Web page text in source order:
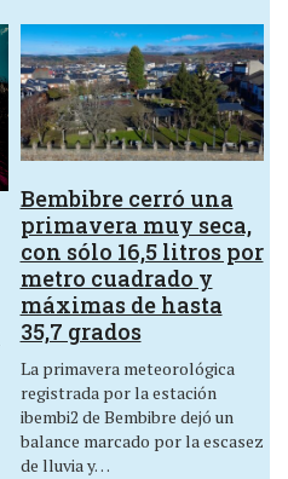
Bembibre cerró una
primavera muy seca,
con sólo 16,5 litros por
metro cuadrado y
máximas de hasta
35,7 grados
La primavera meteorológica
registrada por la estación
ibembi2 de Bembibre dejó un
balance marcado por la escasez
de lluvia y…